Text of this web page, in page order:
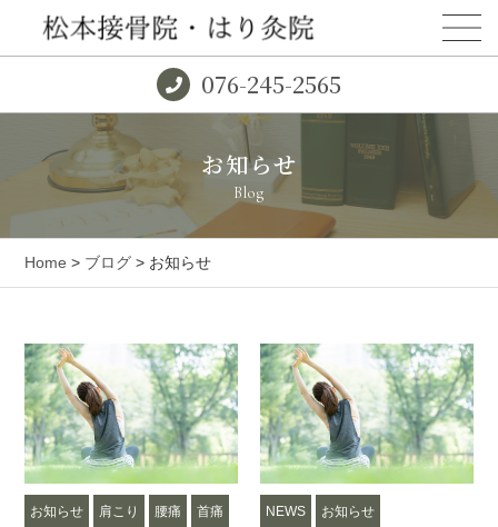
076-245-2565
お知らせ
Blog
Home > ブログ > お知らせ
お知らせ 肩こり 腰痛 首痛 NEWS お知らせ